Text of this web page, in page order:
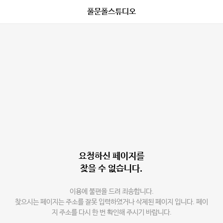
풀문폴스튜디오
요청하신 페이지를
찾을 수 없습니다.
이용에 불편을 드려 죄송합니다.
찾으시는 페이지는 주소를 잘못 입력하였거나 삭제된 페이지 입니다. 페이
지 주소를 다시 한 번 확인해 주시기 바랍니다.